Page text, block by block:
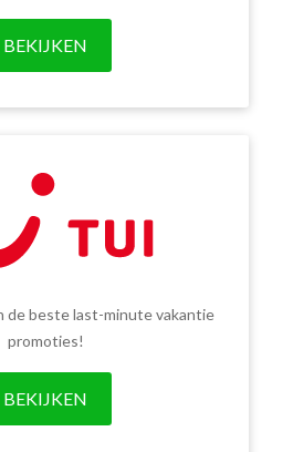
BEKIJKEN
de beste last-minute vakantie
promoties!
BEKIJKEN